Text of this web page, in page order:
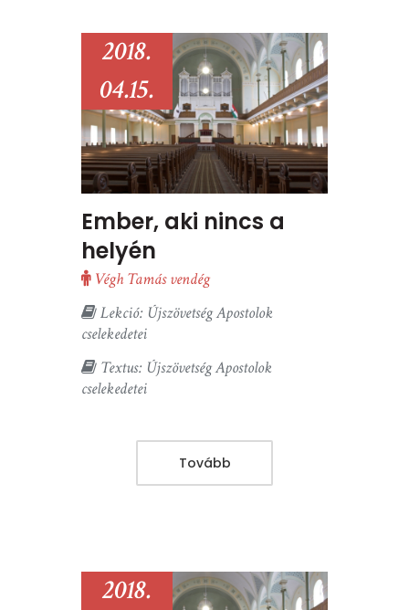
Ember, aki nincs a
helyén
2018.
04.15.
Végh Tamás vendég
Lekció: Újszövetség Apostolok
cselekedetei
Textus: Újszövetség Apostolok
cselekedetei
Tovább
2018.